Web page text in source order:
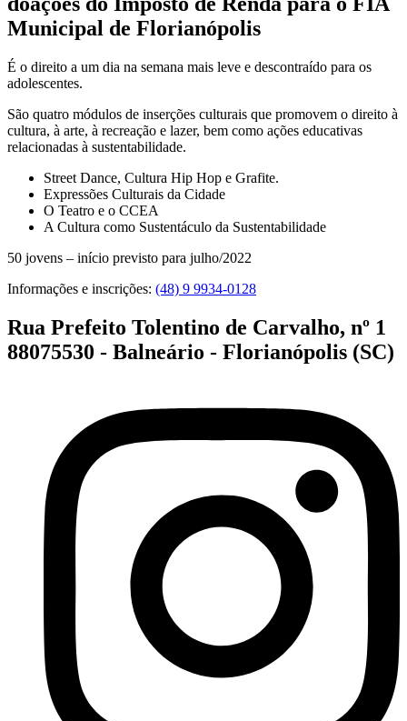
Municipal de Florianópolis
É o direito a um dia na semana mais leve e descontraído para os
adolescentes.
São quatro módulos de inserções culturais que promovem o direito à
cultura, à arte, à recreação e lazer, bem como ações educativas
relacionadas à sustentabilidade.
Street Dance, Cultura Hip Hop e Grafite.
Expressões Culturais da Cidade
O Teatro e o CCEA
A Cultura como Sustentáculo da Sustentabilidade
50 jovens – início previsto para julho/2022
Informações e inscrições: (48) 9 9934-0128
Rua Prefeito Tolentino de Carvalho, nº 1
88075530 - Balneário - Florianópolis (SC)